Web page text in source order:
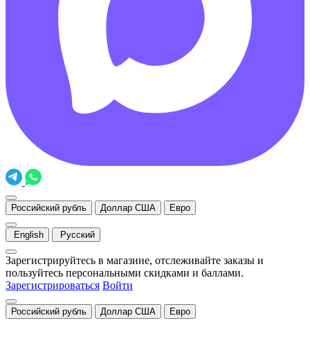
Российский рубль Доллар США Евро
English Русский
Зарегистрируйтесь в магазине, отслеживайте заказы и
пользуйтесь персональными скидками и баллами.
Зарегистрироваться Войти
Российский рубль Доллар США Евро